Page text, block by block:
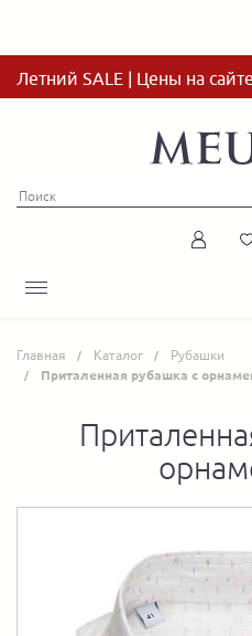
Летний SALE | Цены на
Главная Каталог Рубашки
Приталенная рубашка с